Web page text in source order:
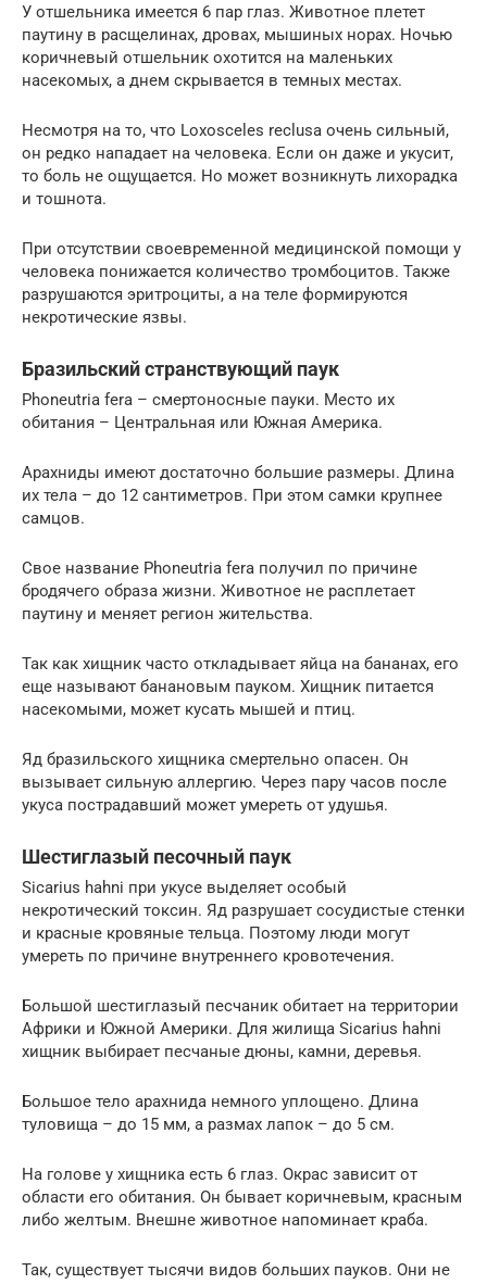
У отшельника имеется 6 пар глаз. Животное плетет
паутину в расщелинах, дровах, мышиных норах. Ночью
коричневый отшельник охотится на маленьких
насекомых, а днем скрывается в темных местах.
Несмотря на то, что Loxosceles reclusa очень сильный,
он редко нападает на человека. Если он даже и укусит,
то боль не ощущается. Но может возникнуть лихорадка
и тошнота.
При отсутствии своевременной медицинской помощи у
человека понижается количество тромбоцитов. Также
разрушаются эритроциты, а на теле формируются
некротические язвы.
Бразильский странствующий паук
Phoneutria fera – смертоносные пауки. Место их
обитания – Центральная или Южная Америка.
Арахниды имеют достаточно большие размеры. Длина
их тела – до 12 сантиметров. При этом самки крупнее
самцов.
Свое название Phoneutria fera получил по причине
бродячего образа жизни. Животное не расплетает
паутину и меняет регион жительства.
Так как хищник часто откладывает яйца на бананах, его
еще называют банановым пауком. Хищник питается
насекомыми, может кусать мышей и птиц.
Яд бразильского хищника смертельно опасен. Он
вызывает сильную аллергию. Через пару часов после
укуса пострадавший может умереть от удушья.
Шестиглазый песочный паук
Sicarius hahni при укусе выделяет особый
некротический токсин. Яд разрушает сосудистые стенки
и красные кровяные тельца. Поэтому люди могут
умереть по причине внутреннего кровотечения.
Большой шестиглазый песчаник обитает на территории
Африки и Южной Америки. Для жилища Sicarius hahni
хищник выбирает песчаные дюны, камни, деревья.
Большое тело арахнида немного уплощено. Длина
туловища – до 15 мм, а размах лапок – до 5 см.
На голове у хищника есть 6 глаз. Окрас зависит от
области его обитания. Он бывает коричневым, красным
либо желтым. Внешне животное напоминает краба.
Так, существует тысячи видов больших пауков. Они не